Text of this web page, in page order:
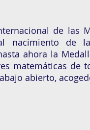
de las
nacimiento de
ahora la
matemáticas de
abierto,